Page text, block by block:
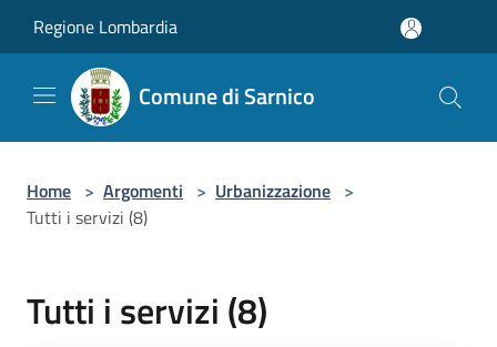
Regione Lombardia
Comune di Sarnico
Home > Argomenti > Urbanizzazione >
Tutti i servizi (8)
Tutti i servizi (8)